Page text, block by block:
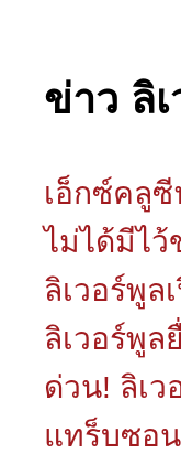
ข่าว ลิ
เอ็กซ์คลูซี
ไม่ได้มีไ
ลิเวอร์พู
ลิเวอร์พูล
ด่วน! ลิเว
แทร็บซอ